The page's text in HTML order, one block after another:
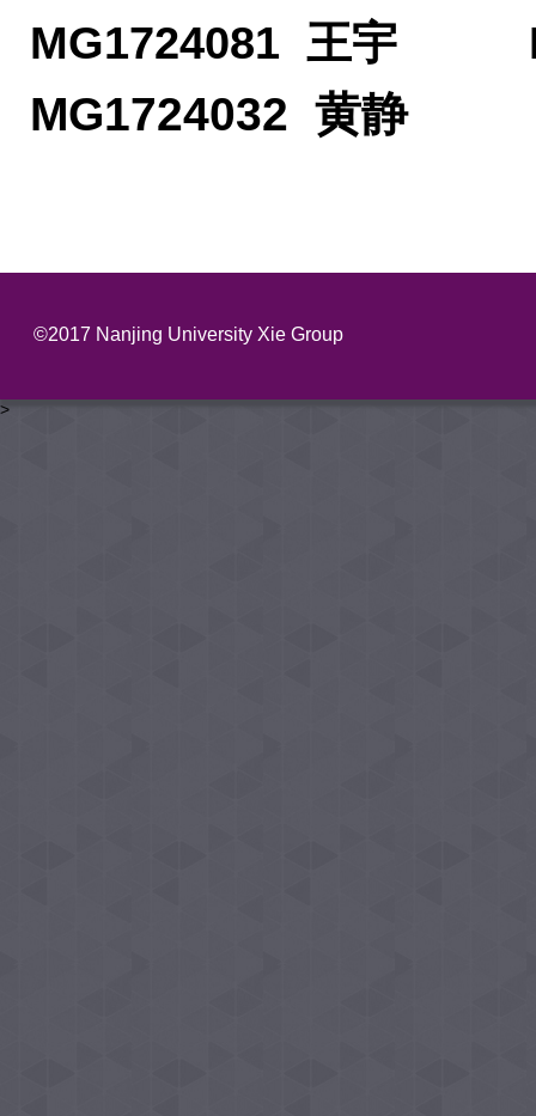
MG1724081 王宇
MG1724032 黄静
©2017 Nanjing University Xie Group
>